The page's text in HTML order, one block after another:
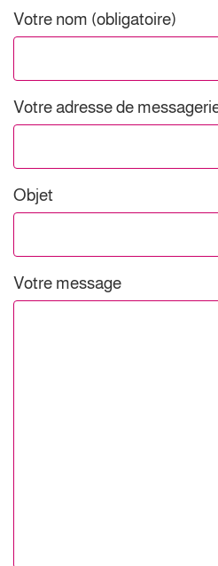
Votre nom (obligatoire)
Votre adresse de
Objet
Votre message